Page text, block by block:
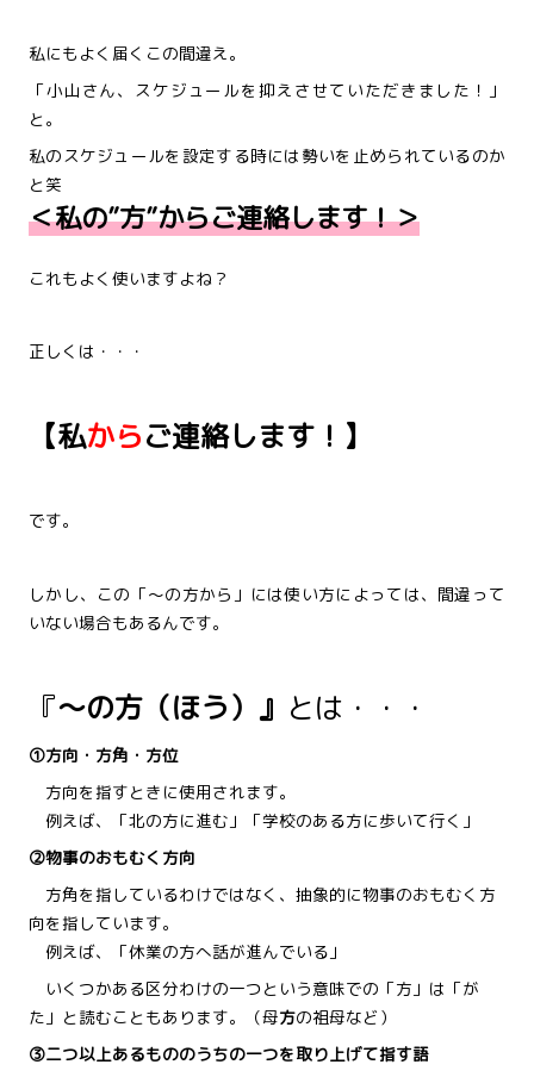
私にもよく届くこの間違え。
「小山さん、スケジュールを抑えさせていただきました！」
と。
私のスケジュールを設定する時には勢いを止められているのか
と笑
＜私の”方”からご連絡します！＞
これもよく使いますよね？
正しくは・・・
【私からご連絡します！】
です。
しかし、この「～の方から」には使い方によっては、間違って
いない場合もあるんです。
『～の方（ほう）』 とは・・・
①方向・方角・方位
方向を指すときに使用されます。
例えば、「北の方に進む」「学校のある方に歩いて行く」
②物事のおもむく方向
方角を指しているわけではなく、抽象的に物事のおもむく方
向を指しています。
例えば、「休業の方へ話が進んでいる」
いくつかある区分わけの一つという意味での「方」は「が
た」と読むこともあります。（母方の祖母など）
③二つ以上あるもののうちの一つを取り上げて指す語